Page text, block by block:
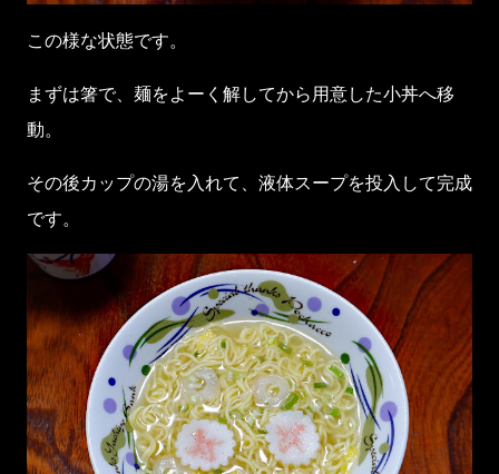
この様な状態です。
まずは箸で、麺をよーく解してから用意した小丼へ移
動。
その後カップの湯を入れて、液体スープを投入して完成
です。